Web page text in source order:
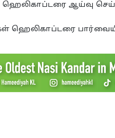
ஹெலிகாப்டரை ஆய்வு
ஹெலிகாப்டரை